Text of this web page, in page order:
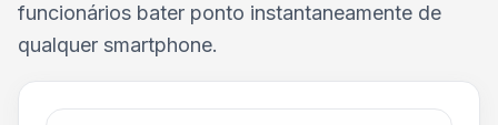
funcionários bater ponto instantaneamente de
qualquer smartphone.